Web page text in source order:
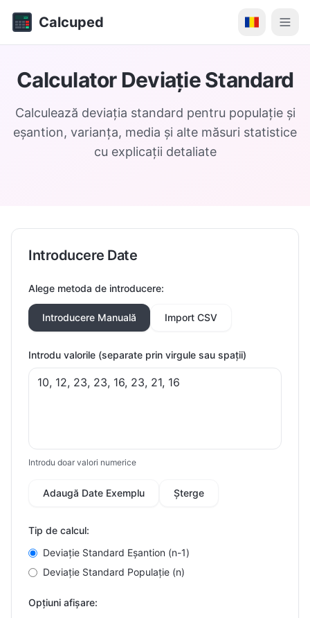
Calcuped
Calculator Deviație Standard
Calculează deviația standard pentru populație și
eșantion, varianța, media și alte măsuri statistice
cu explicații detaliate
Introducere Date
Alege metoda de introducere:
Introducere Manuală Import CSV
Introdu valorile (separate prin virgule sau spații)
Introdu doar valori numerice
Adaugă Date Exemplu Șterge
Tip de calcul:
Deviație Standard Eșantion (n-1)
Deviație Standard Populație (n)
Opțiuni afișare: